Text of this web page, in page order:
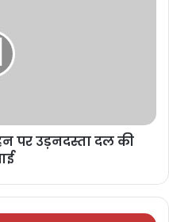
पर उड़नदस्ता दल की